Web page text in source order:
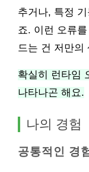
추거나, 특정
죠. 이런 오류
드는 건 저만의
확실히 런타임
나타나곤 해요.
나의 경험
공통적인 경